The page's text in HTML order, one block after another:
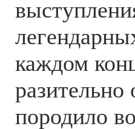
каждом
породило